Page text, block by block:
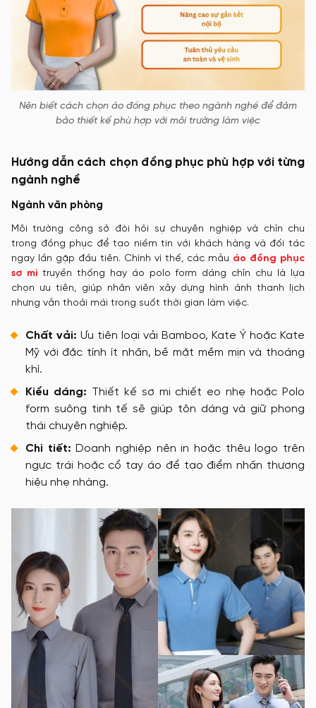
Nên biết cách chọn áo đồng phục theo ngành nghề để đảm
bảo thiết kế phù hợp với môi trường làm việc
Hướng dẫn cách chọn đồng phục phù hợp với từng
ngành nghề
Ngành văn phòng
Môi trường công sở đòi hỏi sự chuyên nghiệp và chỉn chu
trong đồng phục để tạo niềm tin với khách hàng và đối tác
ngay lần gặp đầu tiên. Chính vì thế, các mẫu áo đồng phục
sơ mi truyền thống hay áo polo form dáng chỉn chu là lựa
chọn ưu tiên, giúp nhân viên xây dựng hình ảnh thanh lịch
nhưng vẫn thoải mái trong suốt thời gian làm việc.
Chất vải: Ưu tiên loại vải Bamboo, Kate Ý hoặc Kate
Mỹ với đặc tính ít nhăn, bề mặt mềm mịn và thoáng
khí.
Kiểu dáng: Thiết kế sơ mi chiết eo nhẹ hoặc Polo
form suông tinh tế sẽ giúp tôn dáng và giữ phong
thái chuyên nghiệp.
Chi tiết: Doanh nghiệp nên in hoặc thêu logo trên
ngực trái hoặc cổ tay áo để tạo điểm nhấn thương
hiệu nhẹ nhàng.